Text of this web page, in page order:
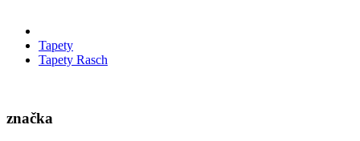
Tapety
Tapety Rasch
značka